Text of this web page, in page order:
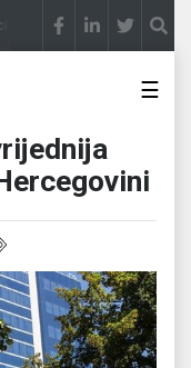
potencijal pretvara u destinaciju
☰